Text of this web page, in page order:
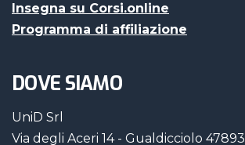
Insegna su Corsi.online
Programma di affiliazione
DOVE SIAMO
UniD Srl
Via degli Aceri 14 - Gualdicciolo 47893